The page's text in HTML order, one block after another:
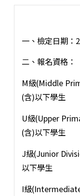
一、檢定日期：
二、報名資格：
M級(Middle
(含)以下學生
U級(Upper
(含)以下學生
J級(Junior
以下學生
I級